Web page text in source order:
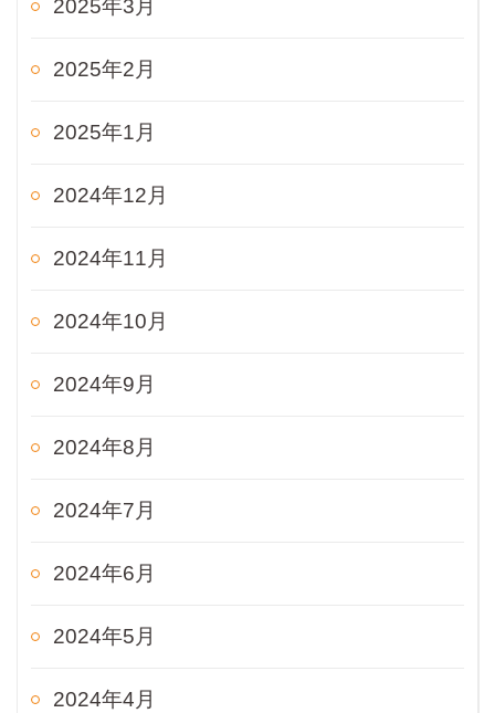
2025年3月
2025年2月
2025年1月
2024年12月
2024年11月
2024年10月
2024年9月
2024年8月
2024年7月
2024年6月
2024年5月
2024年4月